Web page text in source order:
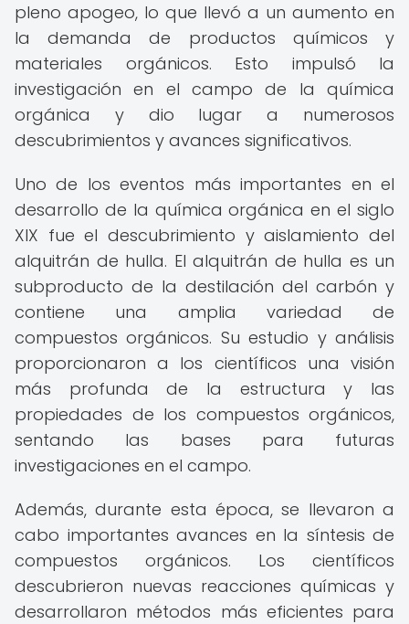
pleno apogeo, lo que llevó a un aumento en
la demanda de productos químicos y
materiales orgánicos. Esto impulsó la
investigación en el campo de la química
orgánica y dio lugar a numerosos
descubrimientos y avances significativos.
Uno de los eventos más importantes en el
desarrollo de la química orgánica en el siglo
XIX fue el descubrimiento y aislamiento del
alquitrán de hulla. El alquitrán de hulla es un
subproducto de la destilación del carbón y
contiene una amplia variedad de
compuestos orgánicos. Su estudio y análisis
proporcionaron a los científicos una visión
más profunda de la estructura y las
propiedades de los compuestos orgánicos,
sentando las bases para futuras
investigaciones en el campo.
Además, durante esta época, se llevaron a
cabo importantes avances en la síntesis de
compuestos orgánicos. Los científicos
descubrieron nuevas reacciones químicas y
desarrollaron métodos más eficientes para